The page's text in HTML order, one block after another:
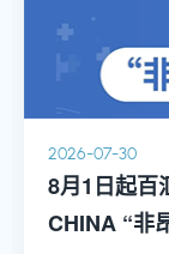
2026-07-30
8月1日起百
CHINA “非